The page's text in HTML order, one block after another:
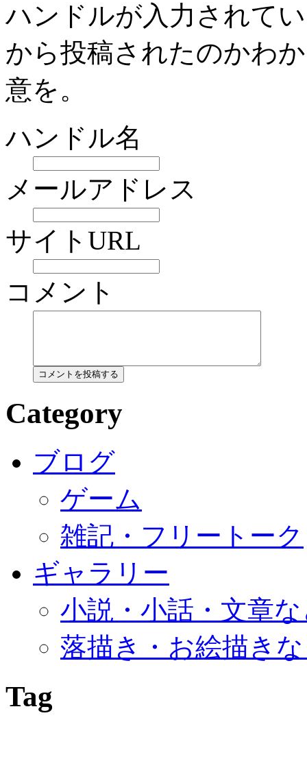
ハンドルが入力されて
から投稿されたのかわ
意を。
ハンドル名
メールアドレス
サイトURL
コメント
Category
ブログ
ゲーム
雑記・フリートーク
ギャラリー
小説・小話・文章
落描き・お絵描き
Tag